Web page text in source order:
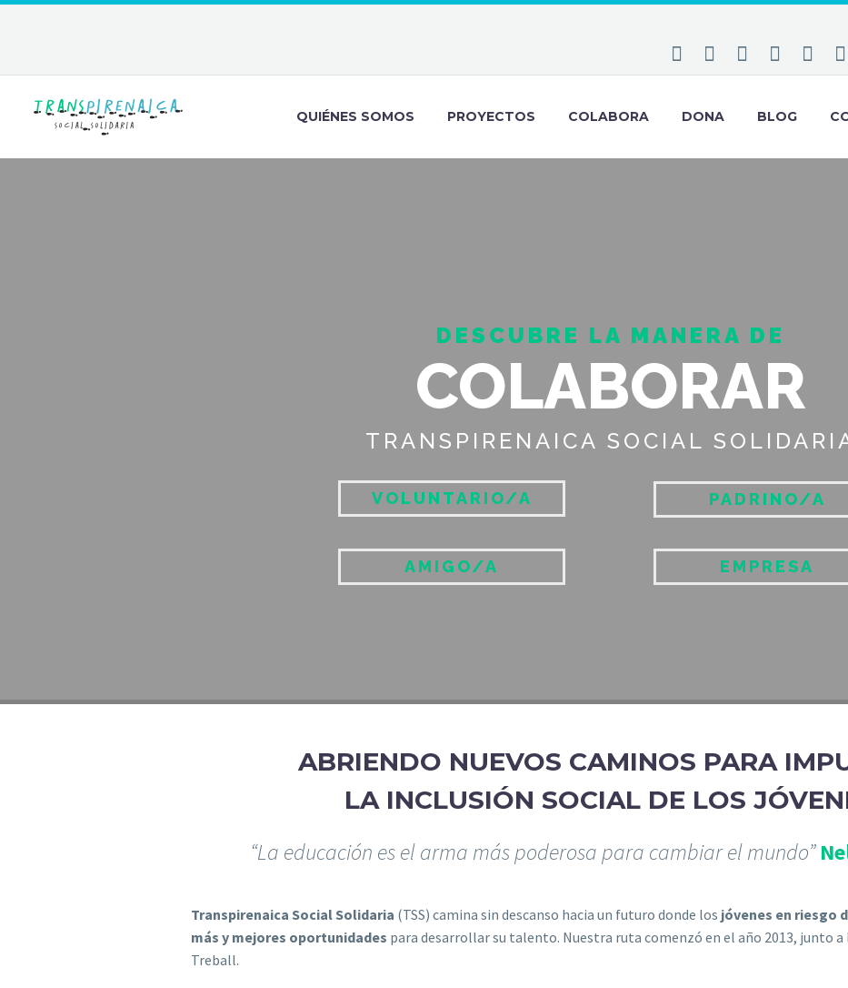
QUIÉNES SOMOS PROYECTOS COLABORA DONA BLOG
COLABORAR
DESCUBRE LA MANERA DE
TRANSPIRENAICA SOCIAL
VOLUNTARIO/A PADRINO/A
AMIGO/A EMPRESA
ABRIENDO NUEVOS CAMINOS PARA
LA INCLUSIÓN SOCIAL DE LOS
“La educación es el arma más poderosa para cambiar el mundo”
Transpirenaica Social Solidaria (TSS) camina sin descanso hacia un futuro donde los jóvenes en riesgo
más y mejores oportunidades para desarrollar su talento. Nuestra ruta comenzó en el año 2013, junto a
Treball.